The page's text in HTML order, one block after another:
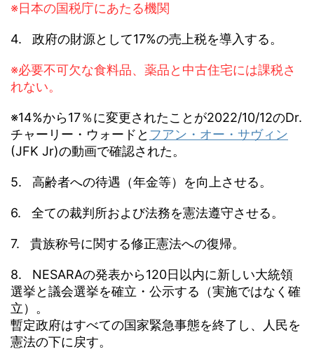
※日本の国税庁にあたる機関
4. 政府の財源として17%の売上税を導入する。
※必要不可欠な食料品、薬品と中古住宅には課税さ
れない。
※14%から17％に変更されたことが2022/10/12のDr.
チャーリー・ウォードと フアン・オー・サヴィン
(JFK Jr)の動画で確認された。
5. 高齢者への待遇（年金等）を向上させる。
6. 全ての裁判所および法務を憲法遵守させる。
7. 貴族称号に関する修正憲法への復帰。
8. NESARAの発表から120日以内に新しい大統領
選挙と議会選挙を確立・公示する（実施ではなく確
立）。
暫定政府はすべての国家緊急事態を終了し、人民を
憲法の下に戻す。